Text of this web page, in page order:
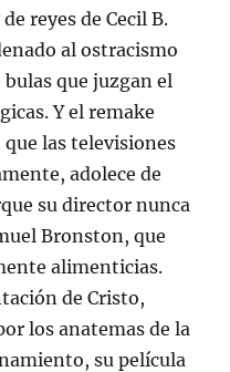
reyes de Cecil B.
al ostracismo
bulas que juzgan el
Y el remake
las televisiones
adolece de
su director nunca
Bronston, que
alimenticias.
de Cristo,
los anatemas de la
su película